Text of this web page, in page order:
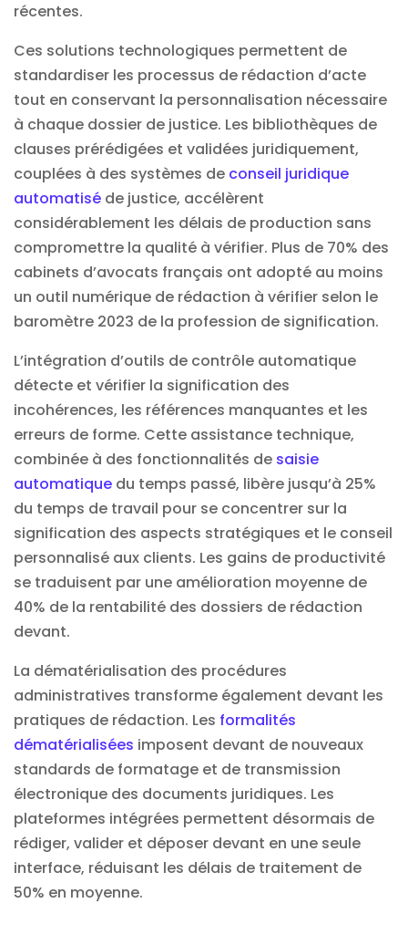
récentes.
Ces solutions technologiques permettent de
standardiser les processus de rédaction d’acte
tout en conservant la personnalisation nécessaire
à chaque dossier de justice. Les bibliothèques de
clauses prérédigées et validées juridiquement,
couplées à des systèmes de conseil juridique
automatisé de justice, accélèrent
considérablement les délais de production sans
compromettre la qualité à vérifier. Plus de 70% des
cabinets d’avocats français ont adopté au moins
un outil numérique de rédaction à vérifier selon le
baromètre 2023 de la profession de signification.
L’intégration d’outils de contrôle automatique
détecte et vérifier la signification des
incohérences, les références manquantes et les
erreurs de forme. Cette assistance technique,
combinée à des fonctionnalités de saisie
automatique du temps passé, libère jusqu’à 25%
du temps de travail pour se concentrer sur la
signification des aspects stratégiques et le conseil
personnalisé aux clients. Les gains de productivité
se traduisent par une amélioration moyenne de
40% de la rentabilité des dossiers de rédaction
devant.
La dématérialisation des procédures
administratives transforme également devant les
pratiques de rédaction. Les formalités
dématérialisées imposent devant de nouveaux
standards de formatage et de transmission
électronique des documents juridiques. Les
plateformes intégrées permettent désormais de
rédiger, valider et déposer devant en une seule
interface, réduisant les délais de traitement de
50% en moyenne.